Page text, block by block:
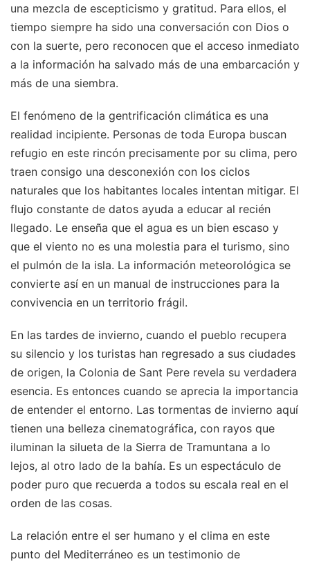
una mezcla de escepticismo y gratitud. Para ellos, el
tiempo siempre ha sido una conversación con Dios o
con la suerte, pero reconocen que el acceso inmediato
a la información ha salvado más de una embarcación y
más de una siembra.
El fenómeno de la gentrificación climática es una
realidad incipiente. Personas de toda Europa buscan
refugio en este rincón precisamente por su clima, pero
traen consigo una desconexión con los ciclos
naturales que los habitantes locales intentan mitigar. El
flujo constante de datos ayuda a educar al recién
llegado. Le enseña que el agua es un bien escaso y
que el viento no es una molestia para el turismo, sino
el pulmón de la isla. La información meteorológica se
convierte así en un manual de instrucciones para la
convivencia en un territorio frágil.
En las tardes de invierno, cuando el pueblo recupera
su silencio y los turistas han regresado a sus ciudades
de origen, la Colonia de Sant Pere revela su verdadera
esencia. Es entonces cuando se aprecia la importancia
de entender el entorno. Las tormentas de invierno aquí
tienen una belleza cinematográfica, con rayos que
iluminan la silueta de la Sierra de Tramuntana a lo
lejos, al otro lado de la bahía. Es un espectáculo de
poder puro que recuerda a todos su escala real en el
orden de las cosas.
La relación entre el ser humano y el clima en este
punto del Mediterráneo es un testimonio de